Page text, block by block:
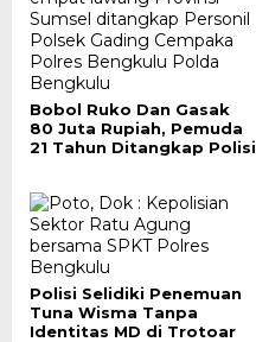
Bobol Ruko Dan Gasak
80 Juta Rupiah, Pemuda
21 Tahun Ditangkap Polisi
Polisi Selidiki Penemuan
Tuna Wisma Tanpa
Identitas MD di Trotoar